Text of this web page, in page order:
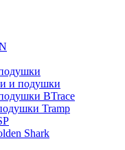
и подушки
BTrace
Tramp
Shark